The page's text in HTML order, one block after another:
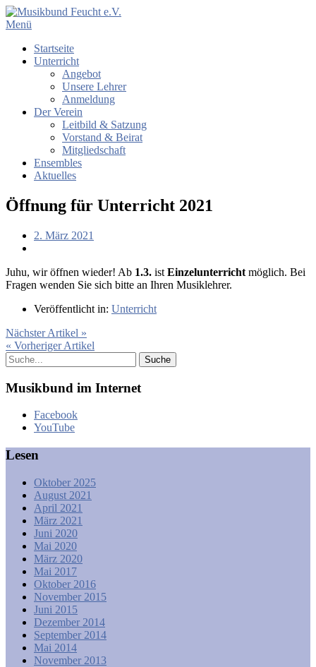
Menü
Startseite
Unterricht
Angebot
Unsere Lehrer
Anmeldung
Der Verein
Leitbild & Satzung
Vorstand & Beirat
Mitgliedschaft
Ensembles
Aktuelles
Öffnung für Unterricht 2021
2. März 2021
Juhu, wir öffnen wieder! Ab 1.3. ist Einzelunterricht möglich. Bei
Fragen wenden Sie sich bitte an Ihren Musiklehrer.
Veröffentlicht in: Unterricht
Nächster Artikel »
« Vorheriger Artikel
Musikbund im Internet
Facebook
YouTube
Lesen
Oktober 2025
August 2021
April 2021
März 2021
Juni 2020
Mai 2020
März 2020
Mai 2017
Oktober 2016
November 2015
Juni 2015
Dezember 2014
September 2014
Mai 2014
November 2013